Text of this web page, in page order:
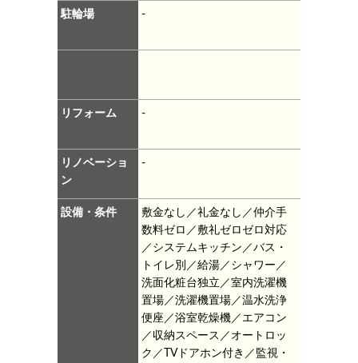
駐輪場 -
リフォーム -
リノベーショ
ン
-
設備・条件
敷金なし／礼金なし／仲介手
数料ゼロ／敷礼ゼロゼロ対応
／システムキッチン／バス・
トイレ別／給湯／シャワー／
洗面化粧台独立／室内洗濯機
置場／洗濯機置場／温水洗浄
便座／浴室乾燥機／エアコン
／収納スペース／オートロッ
ク／TVドアホン付き／監視・